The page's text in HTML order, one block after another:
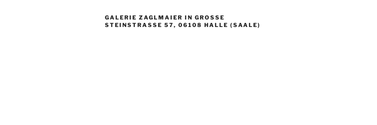
GALERIE ZAGLMAIER IN GROSSE S
TEINSTRASSE 57, 06108 HALLE (SAALE)